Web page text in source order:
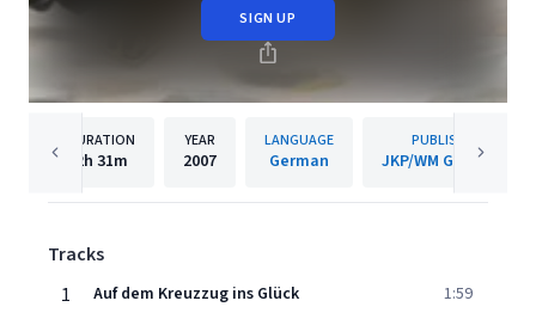
SIGN UP
DURATION
2h 31m
YEAR
2007
LANGUAGE
German
PUBLISHER
JKP/WM Germany
Tracks
1
Auf dem Kreuzzug ins Glück 1:59